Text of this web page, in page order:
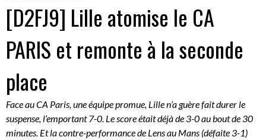
[D2FJ9] Lille atomise le CA
PARIS et remonte à la seconde
place
Face au CA Paris, une équipe promue, Lille n’a guère fait durer le
suspense, l’emportant 7-0. Le score était déjà de 3-0 au bout de 30
minutes. Et la contre-performance de Lens au Mans (défaite 3-1)